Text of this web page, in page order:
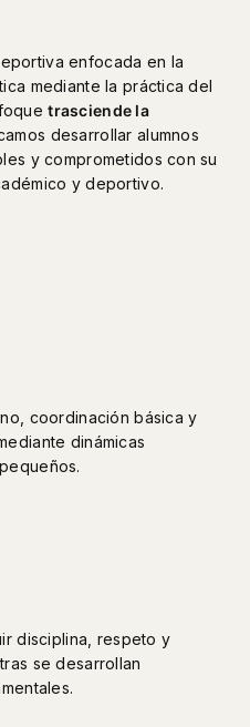
enfocada en la
mediante la práctica del
trasciende la
desarrollar alumnos
y comprometidos con su
y deportivo.
coordinación básica y
dinámicas
disciplina, respeto y
se desarrollan